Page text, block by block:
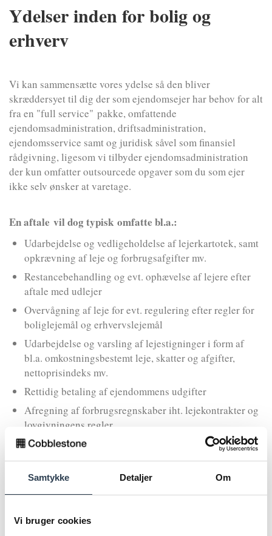
Samtykke Detaljer Om
Vi bruger cookies
Ydelser inden for bolig og
erhverv
Vi kan sammensætte vores ydelse så den bliver
skræddersyet til dig der som ejendomsejer har behov for alt
fra en "full service" pakke, omfattende
ejendomsadministration, driftsadministration,
ejendomsservice samt og juridisk såvel som finansiel
rådgivning, ligesom vi tilbyder ejendomsadministration
der kun omfatter outsourcede opgaver som du som ejer
ikke selv ønsker at varetage.
En aftale vil dog typisk omfatte bl.a.:
Udarbejdelse og vedligeholdelse af lejerkartotek, samt
opkrævning af leje og forbrugsafgifter mv.
Restancebehandling og evt. ophævelse af lejere efter
aftale med udlejer
Overvågning af leje for evt. regulering efter regler for
boliglejemål og erhvervslejemål
Udarbejdelse og varsling af lejestigninger i form af
bl.a. omkostningsbestemt leje, skatter og afgifter,
nettoprisindeks mv.
Rettidig betaling af ejendommens udgifter
Afregning af forbrugsregnskaber iht. lejekontrakter og
lovgivningens regler
Dertil kan der træffes nærmere aftale om bl.a. følgende
forsyningsvirksomheder og faste leverandører mv.